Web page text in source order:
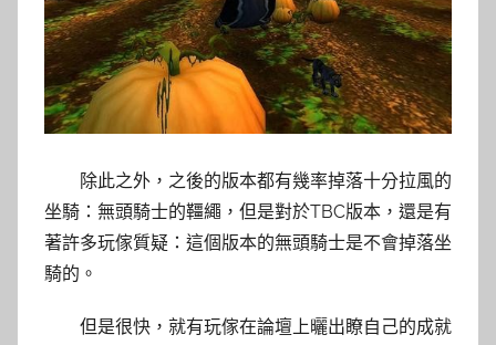
除此之外，之後的版本都有幾率掉落十分拉風的
坐騎：無頭騎士的韁繩，但是對於TBC版本，還是有
著許多玩傢質疑：這個版本的無頭騎士是不會掉落坐
騎的。
但是很快，就有玩傢在論壇上曬出瞭自己的成就